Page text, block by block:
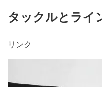
タックルとライ
リンク